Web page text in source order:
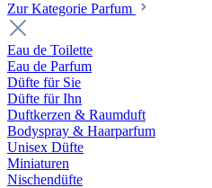
Zur Kategorie Parfum
Eau de Toilette
Eau de Parfum
Düfte für Sie
Düfte für Ihn
Duftkerzen & Raumduft
Bodyspray & Haarparfum
Unisex Düfte
Miniaturen
Nischendüfte